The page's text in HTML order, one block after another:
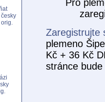
Pro
Zaregistrujte
plemeno
Kč + 36 Kč
stránce